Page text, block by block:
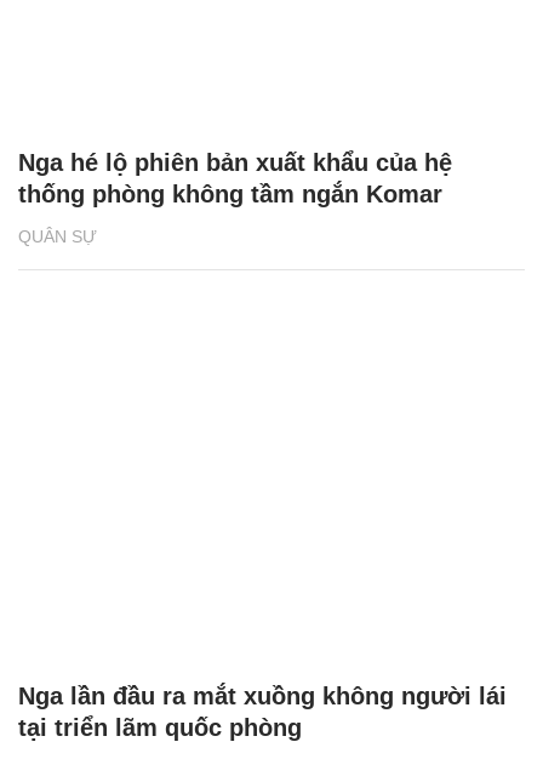
QUÂN SỰ
Nga hé lộ phiên bản xuất khẩu của hệ
thống phòng không tầm ngắn Komar
Nga lần đầu ra mắt xuồng không người lái
tại triển lãm quốc phòng